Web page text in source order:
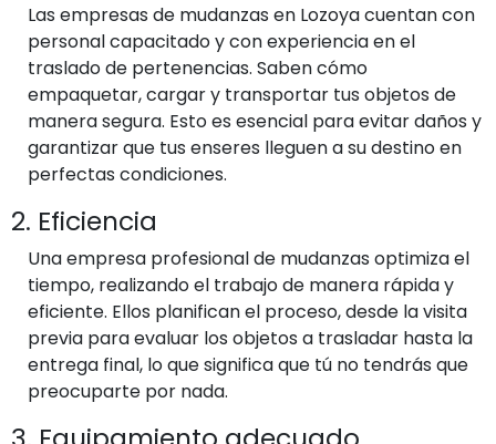
Las empresas de mudanzas en Lozoya cuentan con
personal capacitado y con experiencia en el
traslado de pertenencias. Saben cómo
empaquetar, cargar y transportar tus objetos de
manera segura. Esto es esencial para evitar daños y
garantizar que tus enseres lleguen a su destino en
perfectas condiciones.
2. Eficiencia
Una empresa profesional de mudanzas optimiza el
tiempo, realizando el trabajo de manera rápida y
eficiente. Ellos planifican el proceso, desde la visita
previa para evaluar los objetos a trasladar hasta la
entrega final, lo que significa que tú no tendrás que
preocuparte por nada.